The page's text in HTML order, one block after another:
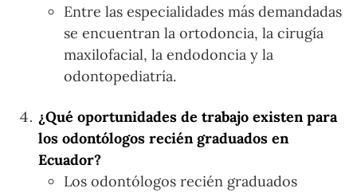
Entre las especialidades más demandadas
se encuentran la ortodoncia, la cirugía
maxilofacial, la endodoncia y la
odontopediatría.
¿Qué oportunidades de trabajo existen para
los odontólogos recién graduados en
Ecuador?
Los odontólogos recién graduados